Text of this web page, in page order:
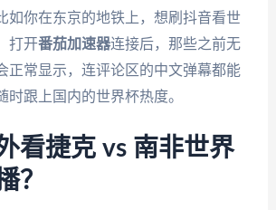
如你在东京的地铁上，想刷抖音看世
打开番茄加速器连接后，那些之前无
正常显示，连评论区的中文弹幕都能
时跟上国内的世界杯热度。
看捷克 vs 南非世界
？